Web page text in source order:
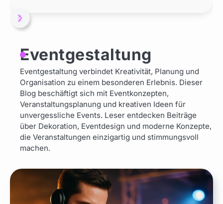
Eventgestaltung
Eventgestaltung verbindet Kreativität, Planung und
Organisation zu einem besonderen Erlebnis. Dieser
Blog beschäftigt sich mit Eventkonzepten,
Veranstaltungsplanung und kreativen Ideen für
unvergessliche Events. Leser entdecken Beiträge
über Dekoration, Eventdesign und moderne Konzepte,
die Veranstaltungen einzigartig und stimmungsvoll
machen.